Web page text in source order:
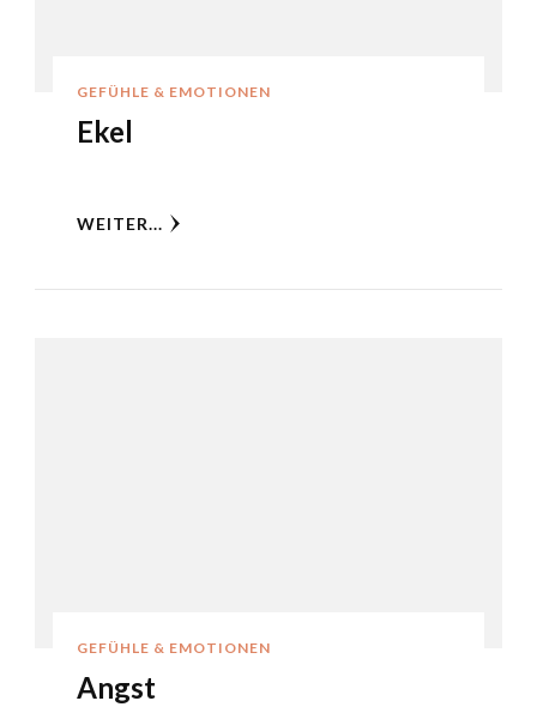
GEFÜHLE & EMOTIONEN
Ekel
WEITER...
GEFÜHLE & EMOTIONEN
Angst